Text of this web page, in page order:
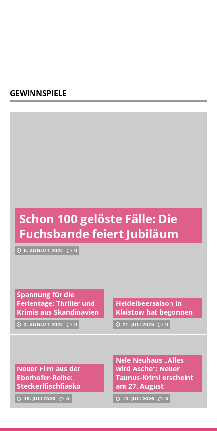
GEWINNSPIELE
Schon 100 gelöste Fälle: Die
Fuchsbande feiert Jubiläum
6. AUGUST 2026 0
Spannung für die
Ferientage: Thriller und
Krimis aus Skandinavien
2. AUGUST 2026 0
Heidelbeersaison in
Klaistow hat begonnen
21. JULI 2026 0
Neuer Film aus der
Eberhofer-Reihe:
Steckerlfischfiasko
18. JULI 2026 0
Nele Neuhaus „Alles
wird Asche“: Neuer
Taunus-Krimi erscheint
am 27. August
13. JULI 2026 0